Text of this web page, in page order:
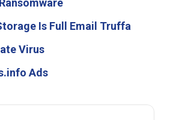
Is Full Email Truffa
Virus
Ads